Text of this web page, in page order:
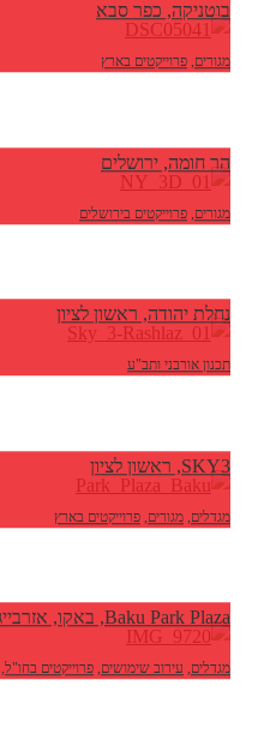
בוטניקה, כפר סבא
מגורים, פרוייקטים בארץ
הר חומה, ירושלים
מגורים, פרוייקטים בירושלים
נחלת יהודה, ראשון לציון
תכנון אורבני ותב"ע
SKY3, ראשון לציון
מגדלים, מגורים, פרוייקטים בארץ
Baku Park Plaza, באקו, אזרבייג'ן
מגדלים, עירוב שימושים, פרוייקטים בחו"ל,